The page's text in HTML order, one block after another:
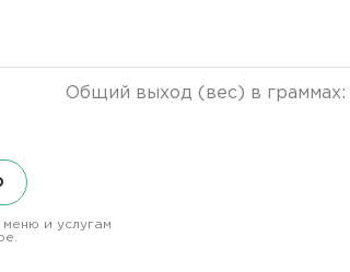
Общий выход (вес) в граммах:
и услугам